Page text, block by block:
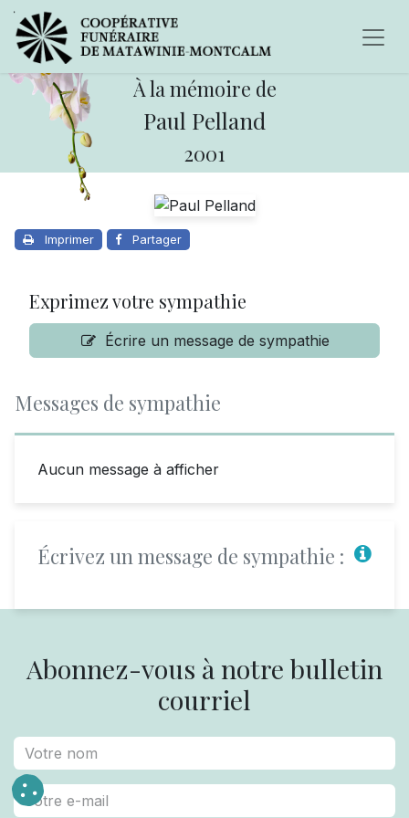
À la mémoire de
Paul Pelland
2001
Imprimer Partager
Exprimez votre sympathie
Écrire un message de sympathie
Messages de sympathie
Aucun message à afficher
Écrivez un message de sympathie :
Abonnez-vous à notre bulletin
courriel